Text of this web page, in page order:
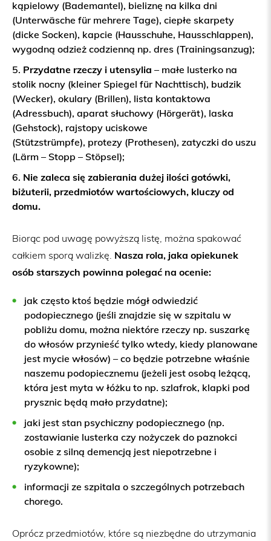
kąpielowy (Bademantel), bieliznę na kilka dni
(Unterwäsche für mehrere Tage), ciepłe skarpety
(dicke Socken), kapcie (Hausschuhe, Hausschlappen),
wygodną odzież codzienną np. dres (Trainingsanzug);
Przydatne rzeczy i utensylia – małe lusterko na
stolik nocny (kleiner Spiegel für Nachttisch), budzik
(Wecker), okulary (Brillen), lista kontaktowa
(Adressbuch), aparat słuchowy (Hörgerät), laska
(Gehstock), rajstopy uciskowe
(Stützstrümpfe), protezy (Prothesen), zatyczki do uszu
(Lärm – Stopp – Stöpsel);
Nie zaleca się zabierania dużej ilości gotówki,
biżuterii, przedmiotów wartościowych, kluczy od
domu.
Biorąc pod uwagę powyższą listę, można spakować
całkiem sporą walizkę. Nasza rola, jaka opiekunek
osób starszych powinna polegać na ocenie:
jak często ktoś będzie mógł odwiedzić
podopiecznego (jeśli znajdzie się w szpitalu w
pobliżu domu, można niektóre rzeczy np. suszarkę
do włosów przynieść tylko wtedy, kiedy planowane
jest mycie włosów) – co będzie potrzebne właśnie
naszemu podopiecznemu (jeżeli jest osobą leżącą,
która jest myta w łóżku to np. szlafrok, klapki pod
prysznic będą mało przydatne);
jaki jest stan psychiczny podopiecznego (np.
zostawianie lusterka czy nożyczek do paznokci
osobie z silną demencją jest niepotrzebne i
ryzykowne);
informacji ze szpitala o szczególnych potrzebach
chorego.
Oprócz przedmiotów, które są niezbędne do utrzymania